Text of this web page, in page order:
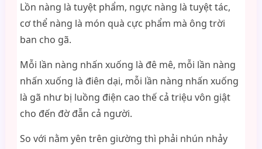
Lồn nàng là tuyệt phẩm, ngực nàng là tuyệt tác,
cơ thể nàng là món quà cực phẩm mà ông trời
ban cho gã.
Mỗi lần nàng nhấn xuống là đê mê, mỗi lần nàng
nhấn xuống là điên dại, mỗi lần nàng nhấn xuống
là gã như bị luồng điện cao thế cả triệu vôn giật
cho đến đờ đẫn cả người.
So với nằm yên trên giường thì phải nhún nhảy